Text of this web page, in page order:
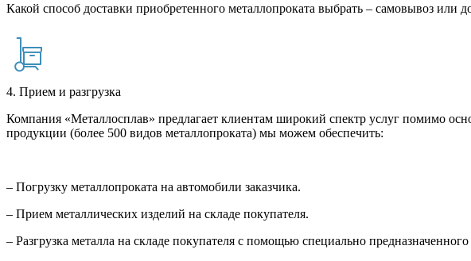
Какой способ доставки приобретенного металлопроката выбрать – самовывоз или
4. Прием и разгрузка
Компания «Металлосплав» предлагает клиентам широкий спектр услуг помимо
продукции (более 500 видов металлопроката) мы можем обеспечить:
– Погрузку металлопроката на автомобили заказчика.
– Прием металлических изделий на складе покупателя.
– Разгрузка металла на складе покупателя с помощью специально